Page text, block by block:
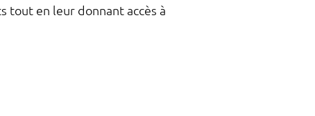
tout en leur donnant accès à